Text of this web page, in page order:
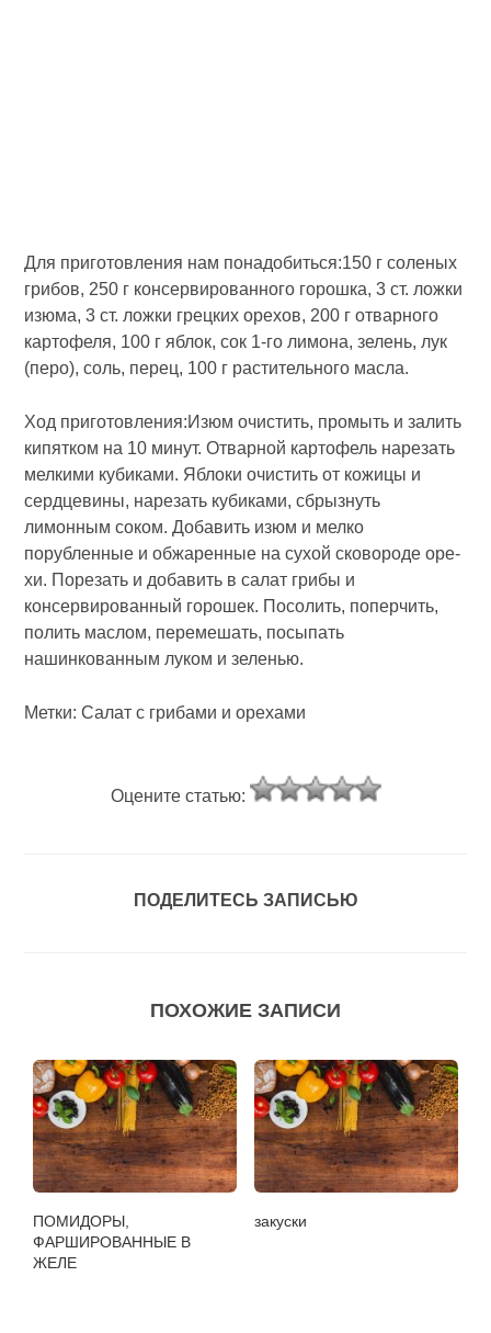
Для приготовления нам понадобиться:150 г соленых
грибов, 250 г консервированного горошка, 3 ст. ложки
изюма, 3 ст. ложки грецких орехов, 200 г отварного
картофеля, 100 г яблок, сок 1-го лимона, зелень, лук
(перо), соль, перец, 100 г растительного масла.
Ход приготовления:Изюм очистить, промыть и залить
кипятком на 10 ми­нут. Отварной картофель нарезать
мелкими кубиками. Яблоки очистить от кожицы и
сердцевины, нарезать ку­биками, сбрызнуть
лимонным соком. Добавить изюм и мелко
порубленные и обжаренные на сухой сковороде оре­
хи. Порезать и добавить в салат грибы и
консервирован­ный горошек. Посолить, поперчить,
полить маслом, пе­ремешать, посыпать
нашинкованным луком и зеленью.
Метки: Салат с грибами и орехами
Оцените статью:
ПОДЕЛИТЕСЬ ЗАПИСЬЮ
ПОХОЖИЕ ЗАПИСИ
ПОМИДОРЫ,
ФАРШИРОВАННЫЕ В
ЖЕЛЕ
закуски